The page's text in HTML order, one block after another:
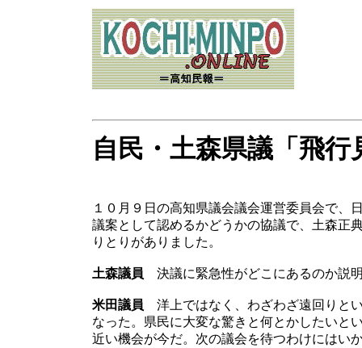
自民・土森県議「飛
１０月９日の高知県議会議会運営委員会で、
議案として認めるかどうかの協議で、土森正
りとりがありました。
土森議員 決議に緊急性がどこにあるのか説
米田議員 洋上ではなく、わざわざ遠回りと
なった。県民に大変な驚きと何とかしたいと
近い機会が今だ。次の議会を待つわけにはい